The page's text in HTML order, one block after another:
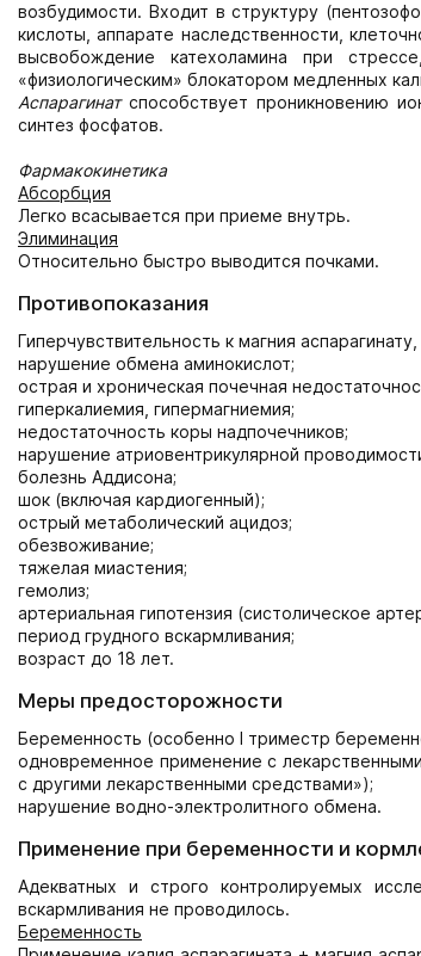
возбудимости. Входит в структуру
кислоты, аппарате наследственности,
высвобождение катехоламина при
«физиологическим» блокатором медленных
Аспарагинатспособствует проникновению
синтез фосфатов.
Фармакокинетика
Абсорбция
Легко всасывается при приеме внутрь.
Элиминация
Относительно быстро выводится почками.
Противопоказания
Гиперчувствительность к магния
нарушение обмена аминокислот;
острая и хроническая почечная
гиперкалиемия, гипермагниемия;
недостаточность коры надпочечников;
нарушение атриовентрикулярной
болезнь Аддисона;
шок (включая кардиогенный);
острый метаболический ацидоз;
обезвоживание;
тяжелая миастения;
гемолиз;
артериальная гипотензия (систолическое
период грудного вскармливания;
возраст до 18 лет.
Меры предосторожности
Беременность (особенно I триместр
одновременное применение с
с другими лекарственными средствами»);
нарушение водно-электролитного обмена.
Применение при беременности и
Адекватных и строго контролируемых
вскармливания не проводилось.
Беременность